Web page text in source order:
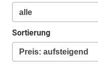
Sortierung